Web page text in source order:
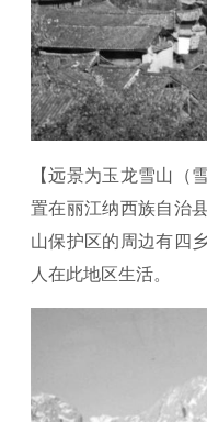
【远景为玉龙雪山（
置在丽江纳西族自治
山保护区的周边有四
人在此地区生活。